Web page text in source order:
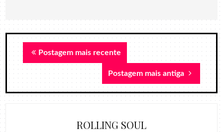
Postagem mais recente
Postagem mais antiga
ROLLING SOUL